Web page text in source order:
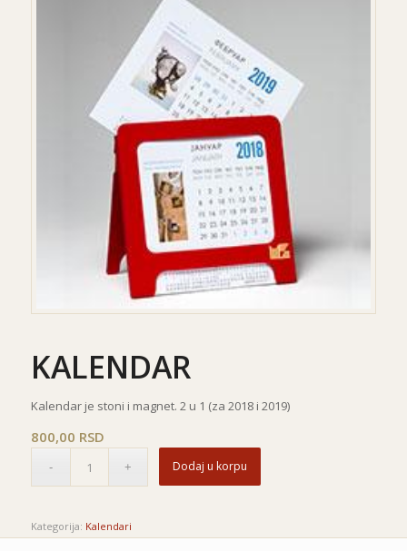
KALENDAR
Kalendar je stoni i magnet. 2 u 1 (za 2018 i 2019)
800,00 RSD
Dodaj u korpu
Kategorija: Kalendari